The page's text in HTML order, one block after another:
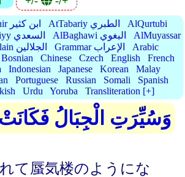
IbnKathir ابن كثير AtTabariy الطبري
AlQurtubi
AsSaadiyy السعدي AlBaghawi البغوي
AlMuyassar
AlJalalain الجلالين Grammar الإعراب
Arabic
Bosnian Chinese Czech English
French
Indonesian Japanese Korean
Malay
Portuguese Russian Somali
Spanish
Urdu Yoruba Transliteration [+]
وَسُيِّرَتِ الْجِبَالُ
て蜃気楼のようにな